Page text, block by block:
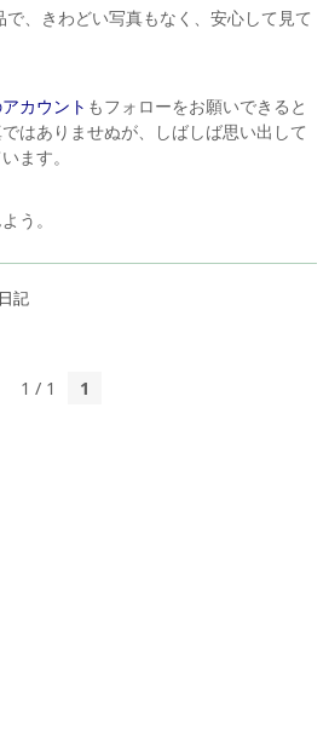
、きわどい写真もなく、安心して見て
カウント もフォローをお願いできると
はありませぬが、しばしば思い出して
ます。
う。
日記
1 / 1 1